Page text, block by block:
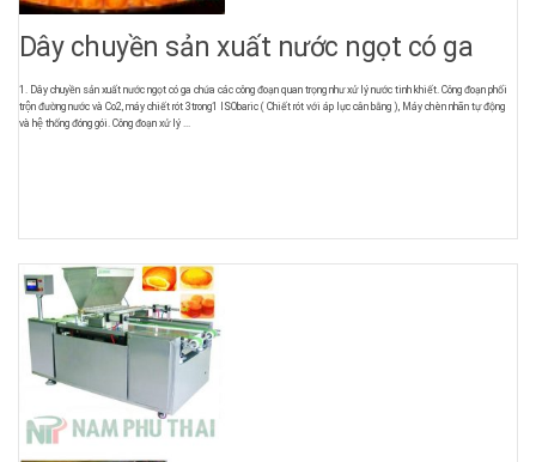
Dây chuyền sản xuất nước ngọt có ga
1. Dây chuyền sản xuất nước ngọt có ga chứa các công đoạn quan trọng như xử lý nước tinh khiết. Công đoạn phối
trộn đường nước và Co2, máy chiết rót 3trong1 ISObaric ( Chiết rót với áp lực cân bằng ), Máy chèn nhãn tự động
và hệ thống đóng gói. Công đoạn xử lý ...